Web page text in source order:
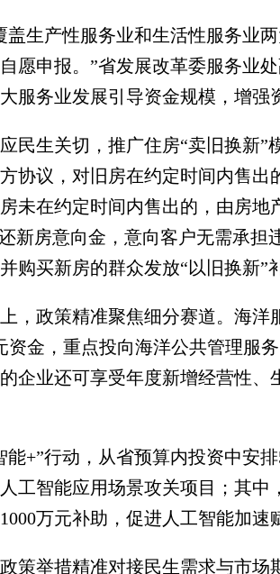
生产性服务业和生活性服务业两
愿申报。”省发展改革委服务业
服务业发展引导资金规模，增强
生关切，推广住房“卖旧换新”
协议，对旧房在约定时间内售出
未在约定时间内售出的，由房地
新房意向金，意向客户无需承担
购买新房的群众发放“以旧换新”
政策精准聚焦细分赛道。海洋
资金，重点投向海洋公共管理服
企业还可享受年度新增经营性、
行动，从省预算内投资中安排
工智能应用场景攻关项目；其中
万元补助，促进人工智能加速
举措精准对接民生需求与市场